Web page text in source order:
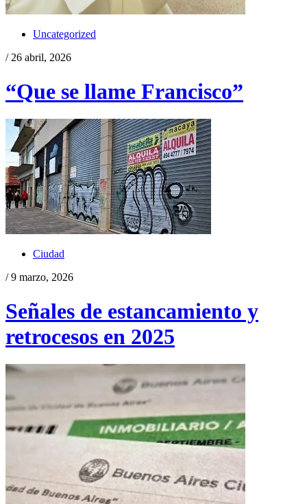
Uncategorized
/ 26 abril, 2026
“Que se llame Francisco”
Ciudad
/ 9 marzo, 2026
Señales de estancamiento y
retrocesos en 2025